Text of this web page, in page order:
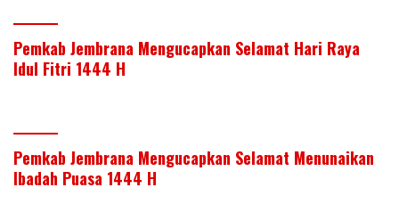
Pemkab Jembrana Mengucapkan Selamat Hari Raya
Idul Fitri 1444 H
Pemkab Jembrana Mengucapkan Selamat Menunaikan
Ibadah Puasa 1444 H